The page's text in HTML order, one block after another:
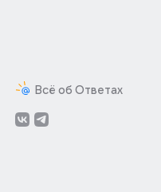
Всё об Ответах